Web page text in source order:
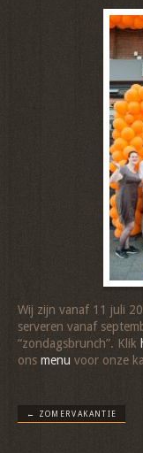
Wij zijn vanaf 11 juli
serveren vanaf
“zondagsbrunch”. Klik
ons menu voor onze
← ZOMERVAKANTIE